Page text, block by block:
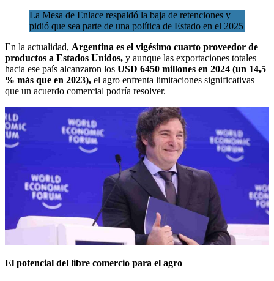
La Mesa de Enlace respaldó la baja de retenciones y
pidió que sea parte de una política de Estado en el 2025
En la actualidad, Argentina es el vigésimo cuarto proveedor de
productos a Estados Unidos, y aunque las exportaciones totales
hacia ese país alcanzaron los USD 6450 millones en 2024 (un 14,5
% más que en 2023), el agro enfrenta limitaciones significativas
que un acuerdo comercial podría resolver.
El potencial del libre comercio para el agro